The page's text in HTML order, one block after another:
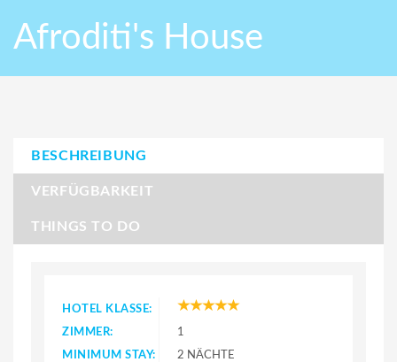
Afroditi's House
BESCHREIBUNG
VERFÜGBARKEIT
THINGS TO DO
HOTEL KLASSE:
ZIMMER:
1
MINIMUM STAY:
2 NÄCHTE